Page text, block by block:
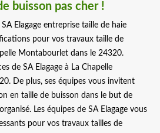
buisson pas cher !
Elagage entreprise taille de haie
pour vos travaux taille de
Montabourlet dans le 24320.
de SA Elagage à La Chapelle
De plus, ses équipes vous invitent
en taille de buisson dans le but de
Les équipes de SA Elagage vous
pour vos travaux tailles de